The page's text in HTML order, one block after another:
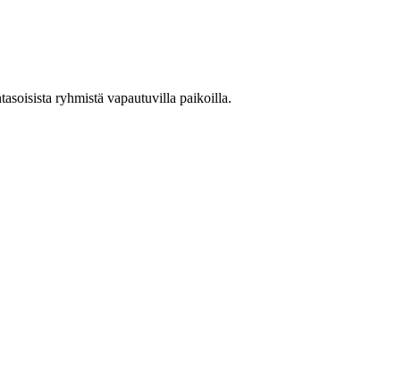
ryhmistä vapautuvilla paikoilla.